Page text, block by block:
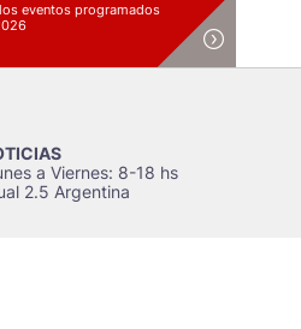
eventos programados
a Viernes: 8-18 hs
2.5 Argentina